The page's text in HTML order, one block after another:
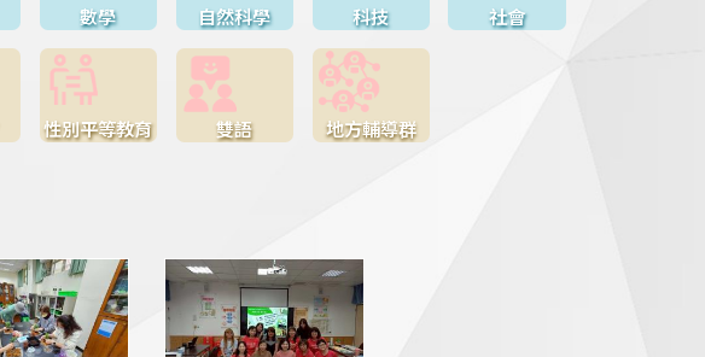
數學 自然科學 科技 社會
性別平等教育 雙語 地方輔導群